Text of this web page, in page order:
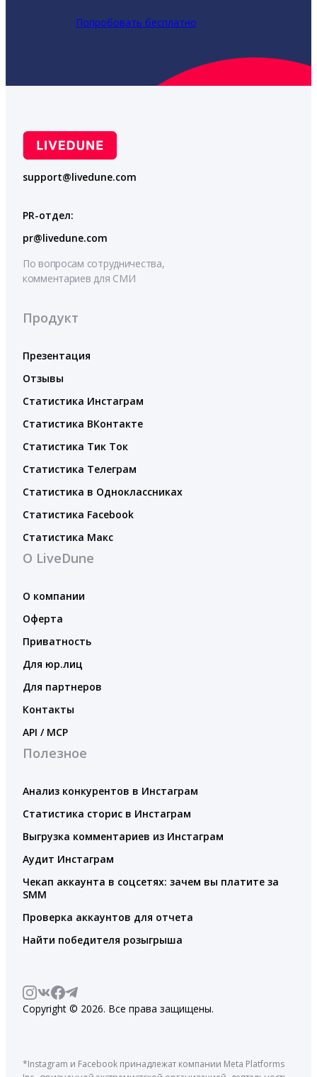
Попробовать бесплатно
support@livedune.com
PR-отдел:
pr@livedune.com
По вопросам сотрудничества,
комментариев для СМИ
Продукт
Презентация
Отзывы
Статистика Инстаграм
Статистика ВКонтакте
Статистика Тик Ток
Статистика Телеграм
Статистика в Одноклассниках
Статистика Facebook
Статистика Макс
О LiveDune
О компании
Оферта
Приватность
Для юр.лиц
Для партнеров
Контакты
API / MCP
Полезное
Анализ конкурентов в Инстаграм
Статистика сторис в Инстаграм
Выгрузка комментариев из Инстаграм
Аудит Инстаграм
Чекап аккаунта в соцсетях: зачем вы платите за
SMM
Проверка аккаунтов для отчета
Найти победителя розыгрыша
Copyright © 2026. Все права защищены.
*Instagram и Facebook принадлежат компании Meta Platforms